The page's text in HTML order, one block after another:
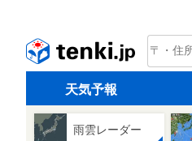
tenki.jp
天気予報
雨雲レーダー